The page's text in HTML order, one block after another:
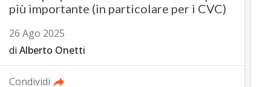
più importante (in particolare per i CVC)
26 Ago 2025
di Alberto Onetti
Condividi